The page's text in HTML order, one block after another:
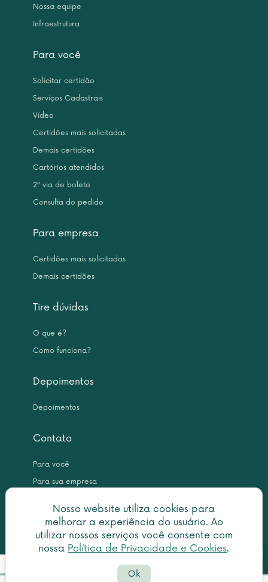
Nosso website utiliza cookies para
melhorar a experiência do usuário. Ao
utilizar nossos serviços você consente com
nossa Política de Privacidade e Cookies.
Ok
Nossa equipe
Infraestrutura
Para você
Solicitar certidão
Serviços Cadastrais
Vídeo
Certidões mais solicitadas
Demais certidões
Cartórios atendidos
2ª via de boleto
Consulta do pedido
Para empresa
Certidões mais solicitadas
Demais certidões
Tire dúvidas
O que é?
Como funciona?
Depoimentos
Depoimentos
Contato
Para você
Para sua empresa
Copyright © 2026 Leme Inteligência Forense 10.999.476/0001-31. All
rights reserved.